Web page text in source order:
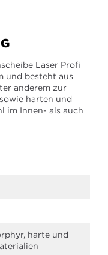
Laser Profi
und besteht aus
anderem zur
harten und
im Innen- als auch
harte und